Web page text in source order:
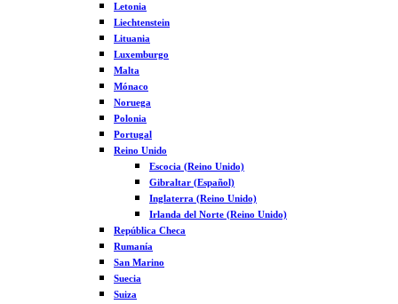
Letonia
Liechtenstein
Lituania
Luxemburgo
Malta
Mónaco
Noruega
Polonia
Portugal
Reino Unido
Escocia (Reino Unido)
Gibraltar (Español)
Inglaterra (Reino Unido)
Irlanda del Norte (Reino Unido)
República Checa
Rumanía
San Marino
Suecia
Suiza